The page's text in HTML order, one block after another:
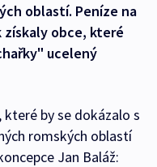
oblastí. Peníze na
obce, které
ucelený
by se dokázalo s
romských oblastí
Jan Baláž: